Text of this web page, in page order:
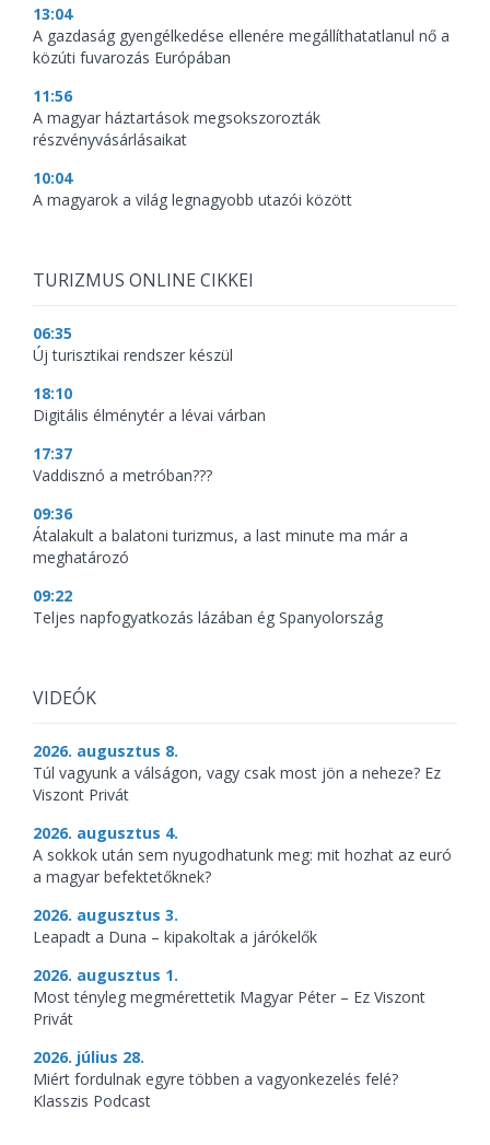
13:04
A gazdaság gyengélkedése ellenére megállíthatatlanul nő a
közúti fuvarozás Európában
11:56
A magyar háztartások megsokszorozták
részvényvásárlásaikat
10:04
A magyarok a világ legnagyobb utazói között
TURIZMUS ONLINE CIKKEI
06:35
Új turisztikai rendszer készül
18:10
Digitális élménytér a lévai várban
17:37
Vaddisznó a metróban???
09:36
Átalakult a balatoni turizmus, a last minute ma már a
meghatározó
09:22
Teljes napfogyatkozás lázában ég Spanyolország
VIDEÓK
2026. augusztus 8.
Túl vagyunk a válságon, vagy csak most jön a neheze? Ez
Viszont Privát
2026. augusztus 4.
A sokkok után sem nyugodhatunk meg: mit hozhat az euró
a magyar befektetőknek?
2026. augusztus 3.
Leapadt a Duna – kipakoltak a járókelők
2026. augusztus 1.
Most tényleg megmérettetik Magyar Péter – Ez Viszont
Privát
2026. július 28.
Miért fordulnak egyre többen a vagyonkezelés felé?
Klasszis Podcast